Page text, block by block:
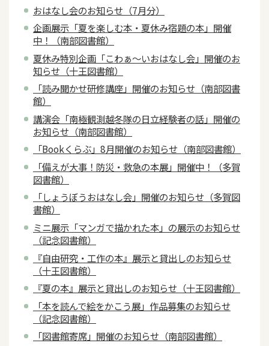
おはなし会のお知らせ（7月分）
企画展示「夏を楽しむ本・夏休み宿題の本」開催
中！（南部図書館）
夏休み特別企画「こわぁ～いおはなし会」開催のお
知らせ（十王図書館）
「読み聞かせ研修講座」開催のお知らせ（南部図書
館）
講演会「南極観測越冬隊の日立経験者の話」開催の
お知らせ（南部図書館）
「Bookくらぶ」8月開催のお知らせ（南部図書館）
「備えが大事！防災・救急の本展」開催中！（多賀
図書館）
「しょうぼうおはなし会」開催のお知らせ（多賀図
書館）
ミニ展示「マンガで描かれた本」の展示のお知らせ
（記念図書館）
『自由研究・工作の本』展示と貸出しのお知らせ
（十王図書館）
『夏の本』展示と貸出しのお知らせ（十王図書館）
「本を読んで絵をかこう展」作品募集のお知らせ
（記念図書館）
「図書館寄席」開催のお知らせ（南部図書館）